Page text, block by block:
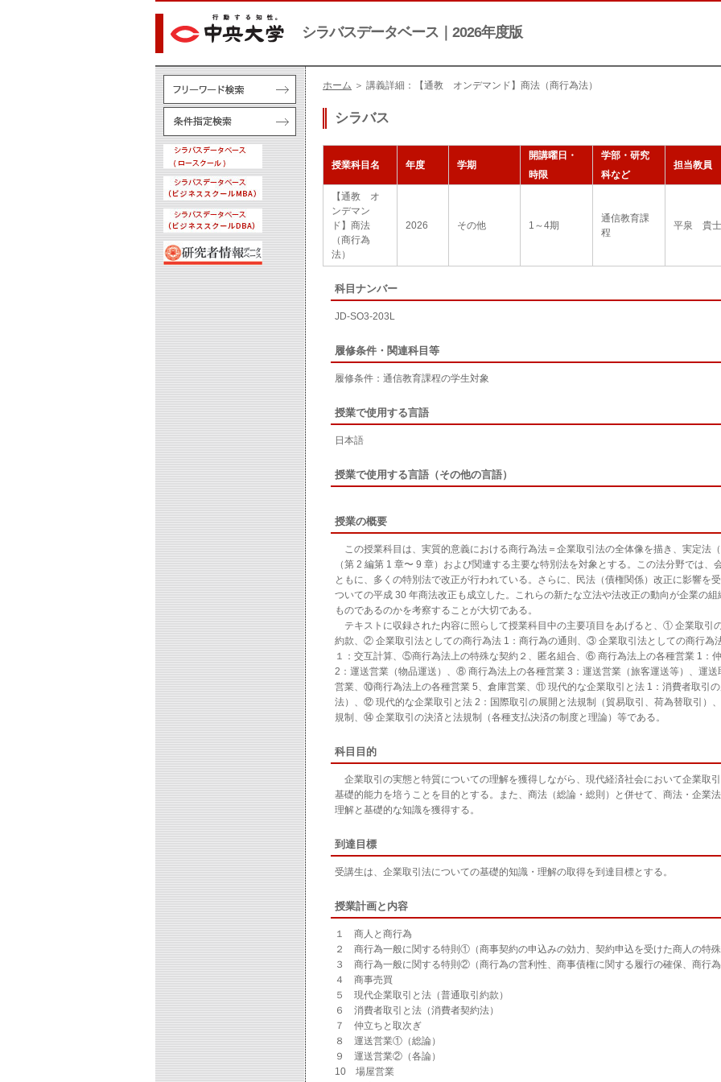
シラバスデータベース｜2026年度版
ホーム ＞ 講義詳細：【通教 オンデマンド】商法（商行為法）
シラバス
授業科目名 年度 学期
開講曜日・
時限
学部・研究
科など
担当教員
【通教 オ
ンデマン
ド】商法
（商行為
法）
2026 その他 1～4期
通信教育課
程
平泉 貴士
科目ナンバー
JD-SO3-203L
履修条件・関連科目等
履修条件：通信教育課程の学生対象
授業で使用する言語
日本語
授業で使用する言語（その他の言語）
授業の概要
この授業科目は、実質的意義における商行為法＝企業取引法の全体像を描き、実定法
（第 2 編第 1 章〜 9 章）および関連する主要な特別法を対象とする。この法分野では
ともに、多くの特別法で改正が行われている。さらに、民法（債権関係）改正に影響を
ついての平成 30 年商法改正も成立した。これらの新たな立法や法改正の動向が企業の
ものであるのかを考察することが大切である。
テキストに収録された内容に照らして授業科目中の主要項目をあげると、① 企業取引
約款、② 企業取引法としての商行為法 1：商行為の通則、③ 企業取引法としての商行為
１：交互計算、⑤商行為法上の特殊な契約２、匿名組合、⑥ 商行為法上の各種営業 1：
2：運送営業（物品運送）、⑧ 商行為法上の各種営業 3：運送営業（旅客運送等）、運
営業、⑩商行為法上の各種営業 5、倉庫営業、⑪ 現代的な企業取引と法 1：消費者取引
法）、⑫ 現代的な企業取引と法 2：国際取引の展開と法規制（貿易取引、荷為替取引）
規制、⑭ 企業取引の決済と法規制（各種支払決済の制度と理論）等である。
科目目的
企業取引の実態と特質についての理解を獲得しながら、現代経済社会において企業取
基礎的能力を培うことを目的とする。また、商法（総論・総則）と併せて、商法・企業
理解と基礎的な知識を獲得する。
到達目標
受講生は、企業取引法についての基礎的知識・理解の取得を到達目標とする。
授業計画と内容
１ 商人と商行為
２ 商行為一般に関する特則①（商事契約の申込みの効力、契約申込を受けた商人の特
３ 商行為一般に関する特則②（商行為の営利性、商事債権に関する履行の確保、商行
４ 商事売買
５ 現代企業取引と法（普通取引約款）
６ 消費者取引と法（消費者契約法）
７ 仲立ちと取次ぎ
８ 運送営業①（総論）
９ 運送営業②（各論）
10 場屋営業